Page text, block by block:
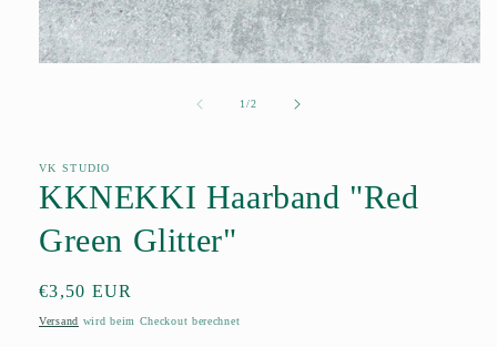
1/von
2
VK STUDIO
KKNEKKI Haarband "Red
Green Glitter"
Normaler
Preis
€3,50 EUR
Versand wird beim Checkout berechnet